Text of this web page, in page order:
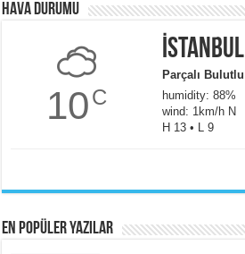
Hava Durumu
10C
İstanbul
Parçalı Bulutlu
humidity: 88%
wind: 1km/h N
H 13 • L 9
En popüler yazılar